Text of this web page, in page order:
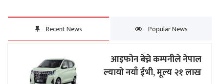
Recent News Popular News
आइफोन बेच्ने कम्पनीले नेपाल
ल्यायो नयाँ ईभी, मूल्य २१ लाख